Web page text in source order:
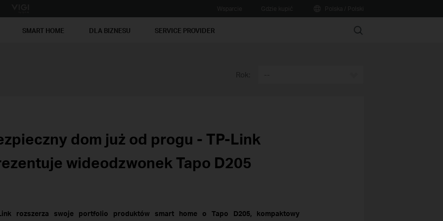
SMART HOME DLA BIZNESU SERVICE PROVIDER Search
Rok: --
dom już od progu - TP-Link
wideodzwonek Tapo D205
rozszerza swoje portfolio produktów smart home o Tapo D205, kompaktowy